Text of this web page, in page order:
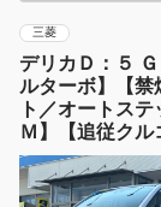
三菱
デリカＤ：５
ルターボ】【
ト／オートス
Ｍ】【追従ク
ーディオ】【ヒ
ター】【ＥＴＣ